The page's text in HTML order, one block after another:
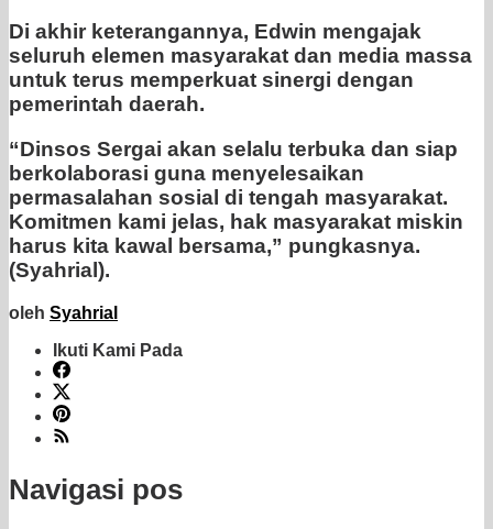
Di akhir keterangannya, Edwin mengajak
seluruh elemen masyarakat dan media massa
untuk terus memperkuat sinergi dengan
pemerintah daerah.
“Dinsos Sergai akan selalu terbuka dan siap
berkolaborasi guna menyelesaikan
permasalahan sosial di tengah masyarakat.
Komitmen kami jelas, hak masyarakat miskin
harus kita kawal bersama,” pungkasnya.
(Syahrial).
oleh Syahrial
Ikuti Kami Pada
Navigasi pos